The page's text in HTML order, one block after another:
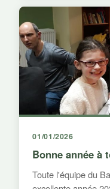
01/01/2026
Bonne année à
Toute l'équipe du